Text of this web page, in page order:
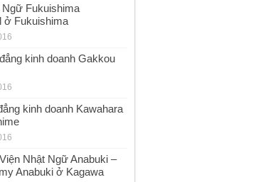
Fukuishima
ở Fukuishima
kinh doanh Gakkou
kinh doanh Kawahara
Nhật Ngữ Anabuki –
Anabuki ở Kagawa